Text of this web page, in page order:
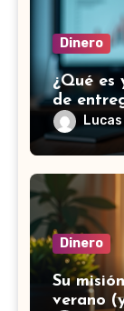
Dinero
¿Qué es
de
Dinero
Su
verano